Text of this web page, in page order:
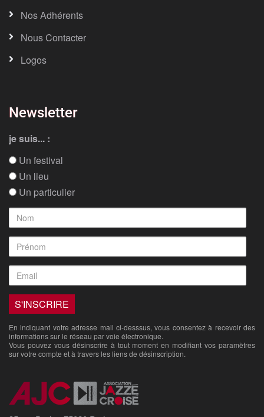
Nos Adhérents
Nous Contacter
Logos
Newsletter
je suis... :
Un festival
Un lieu
Un particulier
En indiquant votre adresse mail ci-desssus, vous consentez à recevoir des
informations sur le réseau par voie électronique.
Vous pouvez vous désinscrire à tout moment en modifiant vos paramètres
sur votre compte et à travers les liens de désinscription.